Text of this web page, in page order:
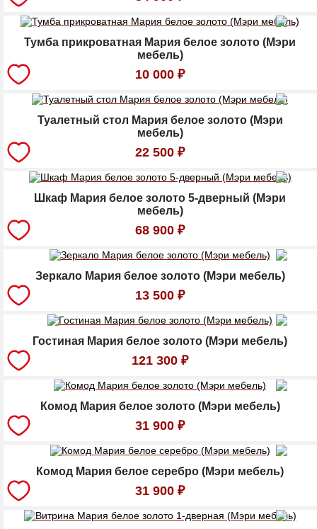
Тумба прикроватная Мария белое золото (Мэри
мебель)
10 000 ₽
Туалетный стол Мария белое золото (Мэри
мебель)
22 500 ₽
Шкаф Мария белое золото 5-дверный (Мэри
мебель)
68 900 ₽
Зеркало Мария белое золото (Мэри мебель)
13 500 ₽
Гостиная Мария белое золото (Мэри мебель)
121 300 ₽
Комод Мария белое золото (Мэри мебель)
31 900 ₽
Комод Мария белое серебро (Мэри мебель)
31 900 ₽